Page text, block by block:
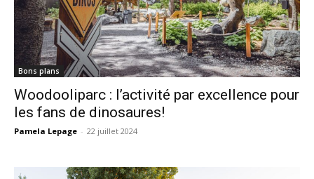
Bons plans
Woodooliparc : l’activité par excellence pour
les fans de dinosaures!
Pamela Lepage - 22 juillet 2024